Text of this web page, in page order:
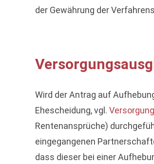
der Gewährung der
Wird der Antrag auf
Ehescheidung, vgl.
Rentenansprüche)
eingegangenen
dass dieser bei einer